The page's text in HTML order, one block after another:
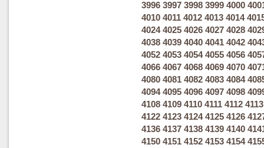
3996 3997 3998 3999 4000
4010 4011 4012 4013 4014
4024 4025 4026 4027 4028
4038 4039 4040 4041 4042
4052 4053 4054 4055 4056
4066 4067 4068 4069 4070
4080 4081 4082 4083 4084
4094 4095 4096 4097 4098
4108 4109 4110 4111 4112 4113
4122 4123 4124 4125 4126
4136 4137 4138 4139 4140
4150 4151 4152 4153 4154